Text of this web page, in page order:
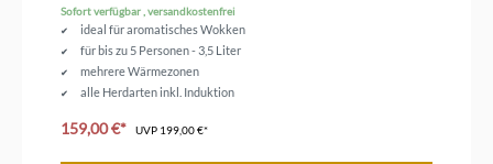
Sofort verfügbar , versandkostenfrei
ideal für aromatisches Wokken
für bis zu 5 Personen - 3,5 Liter
mehrere Wärmezonen
alle Herdarten inkl. Induktion
159,00 €* UVP 199,00 €*